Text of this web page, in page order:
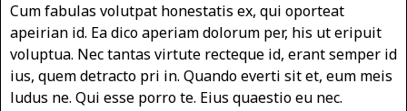
Cum fabulas volutpat honestatis ex, qui oporteat
apeirian id. Ea dico aperiam dolorum per, his ut eripuit
voluptua. Nec tantas virtute recteque id, erant semper id
ius, quem detracto pri in. Quando everti sit et, eum meis
ludus ne. Qui esse porro te. Eius quaestio eu nec.